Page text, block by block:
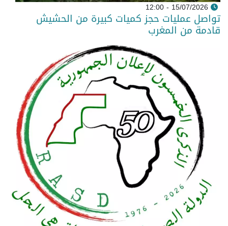
15/07/2026 - 12:00
تواصل عمليات حجز كميات كبيرة من الحشيش
قادمة من المغرب